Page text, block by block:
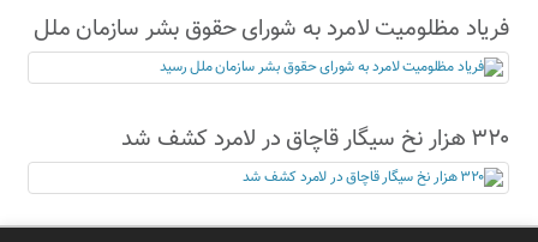
فریاد مظلومیت لامرد به شورای حقوق بشر سازمان ملل
رسید
۳۲۰ هزار نخ سیگار قاچاق در لامرد کشف شد